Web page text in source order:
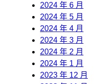
2024 年 6 月
2024 年 5 月
2024 年 4 月
2024 年 3 月
2024 年 2 月
2024 年 1 月
2023 年 12 月